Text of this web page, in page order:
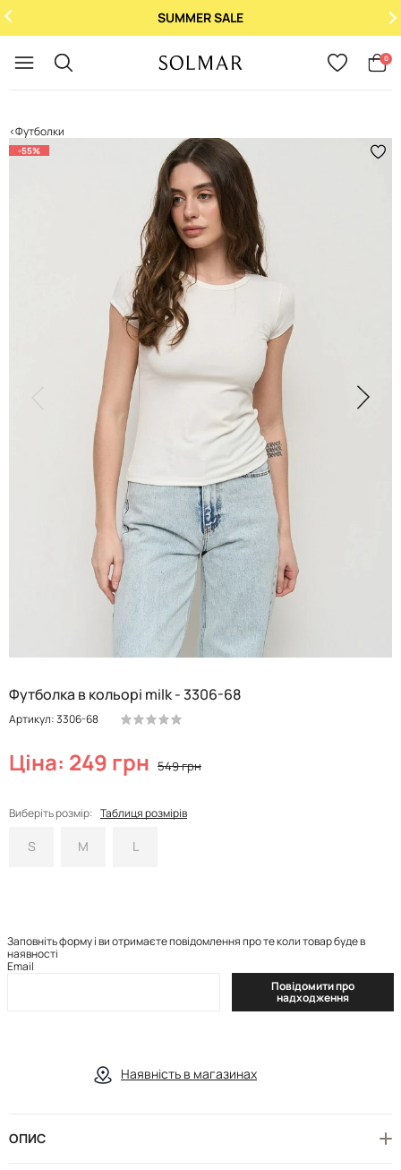
SUMMER SALE
0
Футболки
-55%
Футболка в кольорі milk - 3306-68
Артикул: 3306-68
Ціна: 249 грн 549 грн
Виберіть розмір: Таблиця розмірів
S M L
Заповніть форму і ви отримаєте повідомлення про те коли товар буде в
наявності
Email
Повідомити про
надходження
Наявність в магазинах
ОПИС